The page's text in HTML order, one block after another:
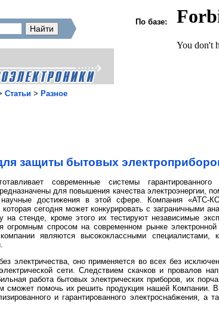
По базе:
Статьи > Разное
защиты бытовых
современные системы гарантированного
для повышения качества электроэнергии,
достижения в этой сфере. Компания «АТС-
сегодня может конкурировать с заграничными
стенде, кроме этого их тестируют независимые
огромным спросом на современном рынке
являются высококлассными специалистами,
электричества, оно применяется во всех без
сети. Следствием скачков и провалов
работа бытовых электрических приборов, их
помочь их решить продукция нашей Компании.
и гарантированного электроснабжения, а